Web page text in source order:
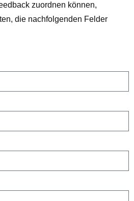
zuordnen können,
die nachfolgenden Felder